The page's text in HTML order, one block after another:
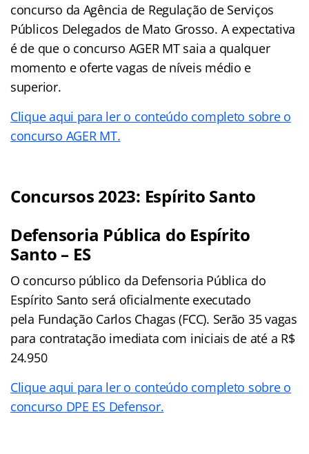
concurso da Agência de Regulação de Serviços
Públicos Delegados de Mato Grosso. A expectativa
é de que o concurso AGER MT saia a qualquer
momento e oferte vagas de níveis médio e
superior.
Clique aqui para ler o conteúdo completo sobre o
concurso AGER MT.
Concursos 2023: Espírito Santo
Defensoria Pública do Espírito
Santo – ES
O concurso público da Defensoria Pública do
Espírito Santo será oficialmente executado
pela Fundação Carlos Chagas (FCC). Serão 35 vagas
para contratação imediata com iniciais de até a R$
24.950
Clique aqui para ler o conteúdo completo sobre o
concurso DPE ES Defensor.